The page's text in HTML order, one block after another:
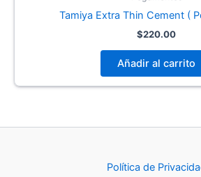
Tamiya Extra Thin Cement (
$220.00
Añadir al carrito
Política de